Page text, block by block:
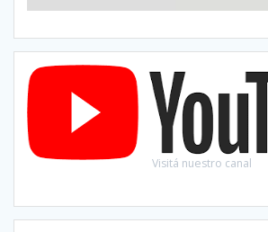
Visitá nuestro canal